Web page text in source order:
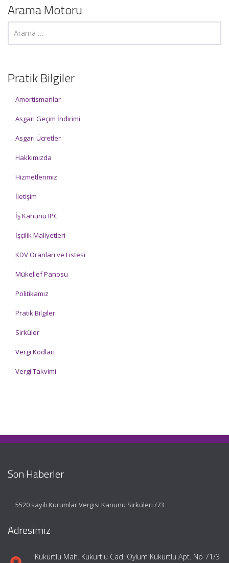
Arama Motoru
Pratik Bilgiler
Amortismanlar
Asgari Geçim İndirimi
Asgari Ücretler
Hakkımızda
Hizmetlerimiz
İletişim
İş Kanunu IPC
İşçilik Maliyetleri
KDV Oranları ve Listesi
Mükellef Panosu
Politikamız
Pratik Bilgiler
Sirküler
Vergi Kodları
Vergi Takvimi
Son Haberler
5520 sayılı Kurumlar Vergisi Kanunu Sirküleri /73
Adresimiz
Kükürtlü Mah. Kükürtlü Cad. Oylum Kükürtlü Apt. No 71/3